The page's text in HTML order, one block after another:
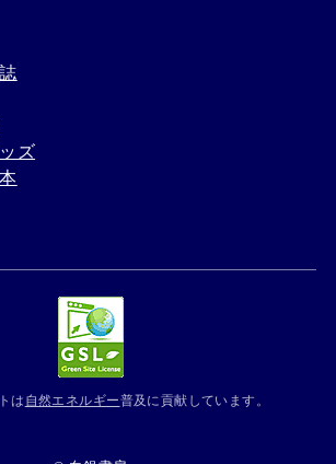
ズ
は自然エネルギー普及に貢献しています。